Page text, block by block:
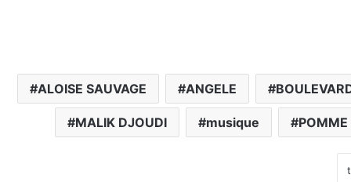
ALOISE SAUVAGE ANGELE
MALIK DJOUDI musique POMME